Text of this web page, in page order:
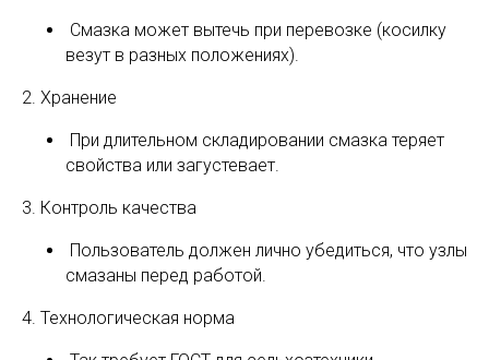
Смазка может вытечь при перевозке (косилку
везут в разных положениях).
2. Хранение
При длительном складировании смазка теряет
свойства или загустевает.
3. Контроль качества
Пользователь должен лично убедиться, что узлы
смазаны перед работой.
4. Технологическая норма